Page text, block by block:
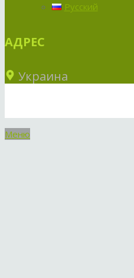
Русский
АДРЕС
Украина
Меню